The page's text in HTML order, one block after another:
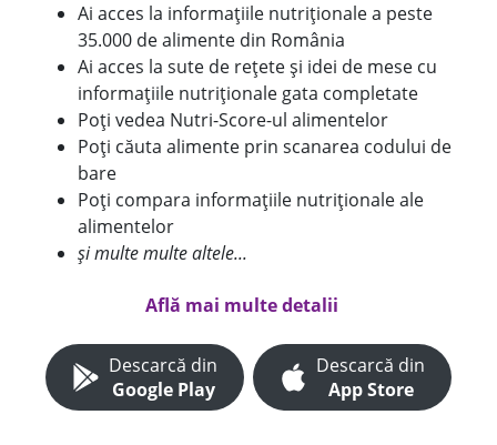
Ai acces la informațiile nutriționale a peste
35.000 de alimente din România
Ai acces la sute de rețete și idei de mese cu
informațiile nutriționale gata completate
Poți vedea Nutri-Score-ul alimentelor
Poți căuta alimente prin scanarea codului de
bare
Poți compara informațiile nutriționale ale
alimentelor
și multe multe altele...
Află mai multe detalii
Descarcă din
Google Play
Descarcă din
App Store